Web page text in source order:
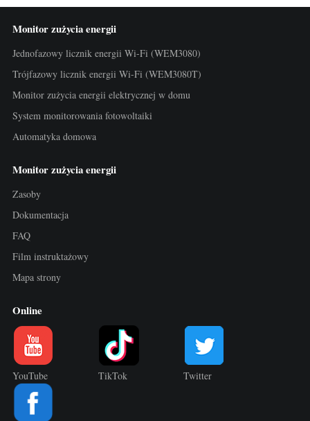
Monitor zużycia energii
Jednofazowy licznik energii Wi-Fi (WEM3080)
Trójfazowy licznik energii Wi-Fi (WEM3080T)
Monitor zużycia energii elektrycznej w domu
System monitorowania fotowoltaiki
Automatyka domowa
Monitor zużycia energii
Zasoby
Dokumentacja
FAQ
Film instruktażowy
Mapa strony
Online
YouTube TikTok Twitter